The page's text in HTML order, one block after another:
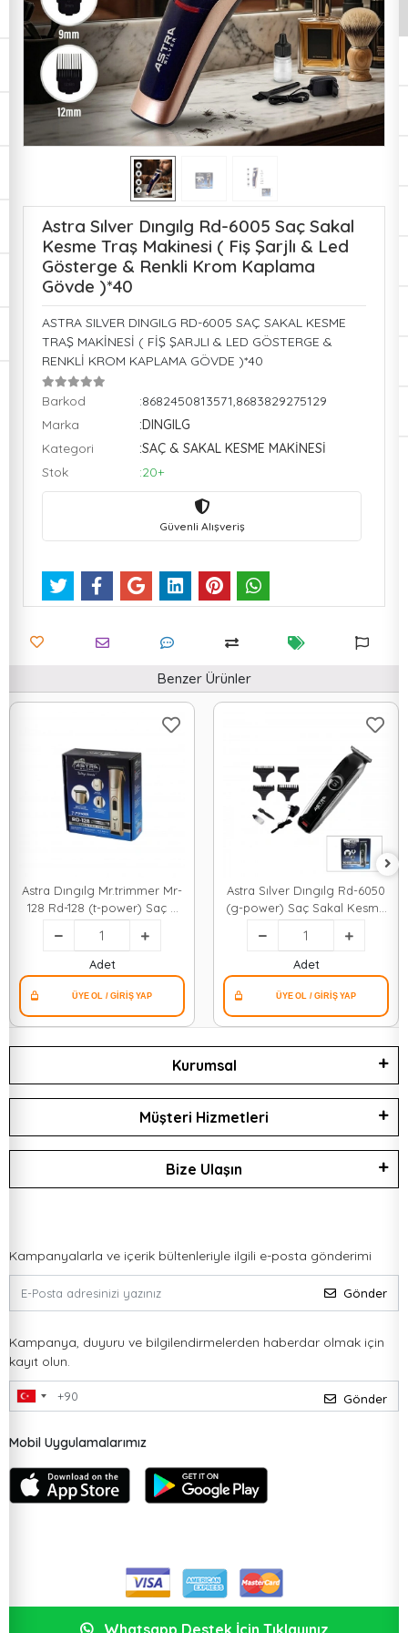
Astra Sılver Dıngılg Rd-6005 Saç Sakal
Kesme Traş Makinesi ( Fiş Şarjlı & Led
Gösterge & Renkli Krom Kaplama
Gövde )*40
ASTRA SILVER DINGILG RD-6005 SAÇ SAKAL KESME
TRAŞ MAKİNESİ ( FİŞ ŞARJLI & LED GÖSTERGE &
RENKLİ KROM KAPLAMA GÖVDE )*40
Barkod
:8682450813571,8683829275129
Marka
:DINGILG
Kategori
:SAÇ & SAKAL KESME MAKİNESİ
Stok
:20+
Güvenli Alışveriş
Benzer Ürünler
Astra Dıngılg Mr.trimmer Mr-
128 Rd-128 (t-power) Saç &
Sakal Kesme Traş Makinesi
*40
Adet
Astra Sılver Dıngılg Rd-6050
(g-power) Saç Sakal Kesme
& Traş Makinesi (fiş Şarjlı)
(krom Kaplı Gövde) (8 Saat
Şarj=60dk.kullanım)*40
Adet
Kurumsal
Müşteri Hizmetleri
Bize Ulaşın
Kampanyalarla ve içerik bültenleriyle ilgili e-posta gönderimi
Gönder
Kampanya, duyuru ve bilgilendirmelerden haberdar olmak için
kayıt olun.
Gönder
Mobil Uygulamalarımız
Whatsapp Destek İçin Tıklayınız